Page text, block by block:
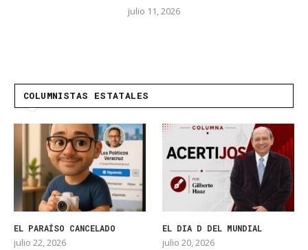
julio 11, 2026
COLUMNISTAS ESTATALES
EL PARAÍSO CANCELADO
julio 22, 2026
EL DIA D DEL MUNDIAL
julio 20, 2026